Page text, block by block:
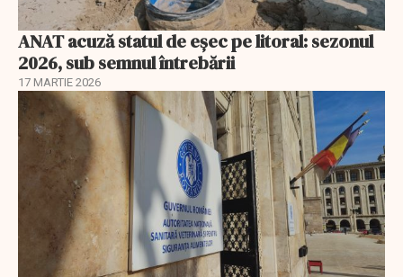
ANAT acuză statul de eșec pe litoral: sezonul
2026, sub semnul întrebării
17 MARTIE 2026